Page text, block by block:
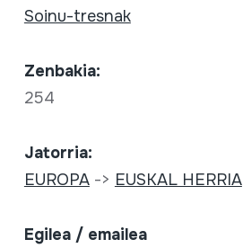
Soinu-tresnak
Zenbakia:
254
Jatorria:
EUROPA-> EUSKAL HERRIA
Egilea / emailea